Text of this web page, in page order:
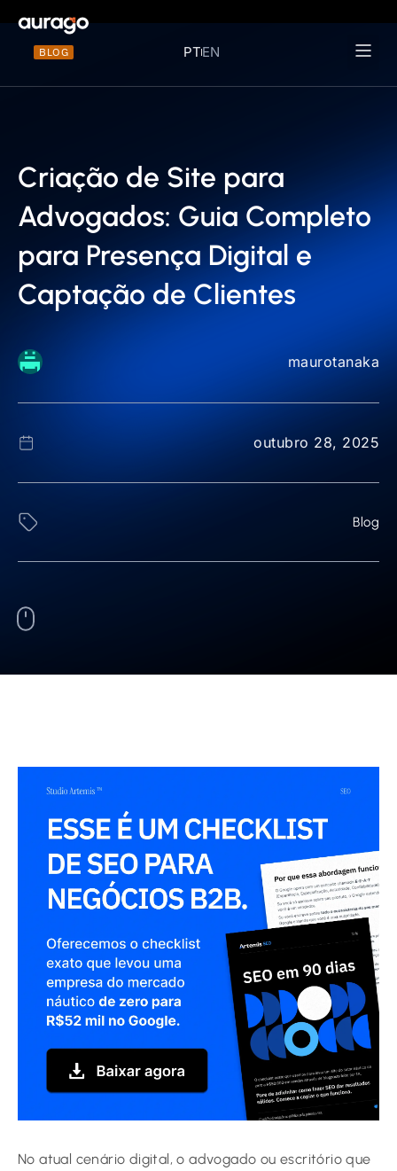
BLOG PTEN
Criação de Site para
Advogados: Guia Completo
para Presença Digital e
Captação de Clientes
maurotanaka
outubro 28, 2025
Blog
No atual cenário digital, o advogado ou escritório que